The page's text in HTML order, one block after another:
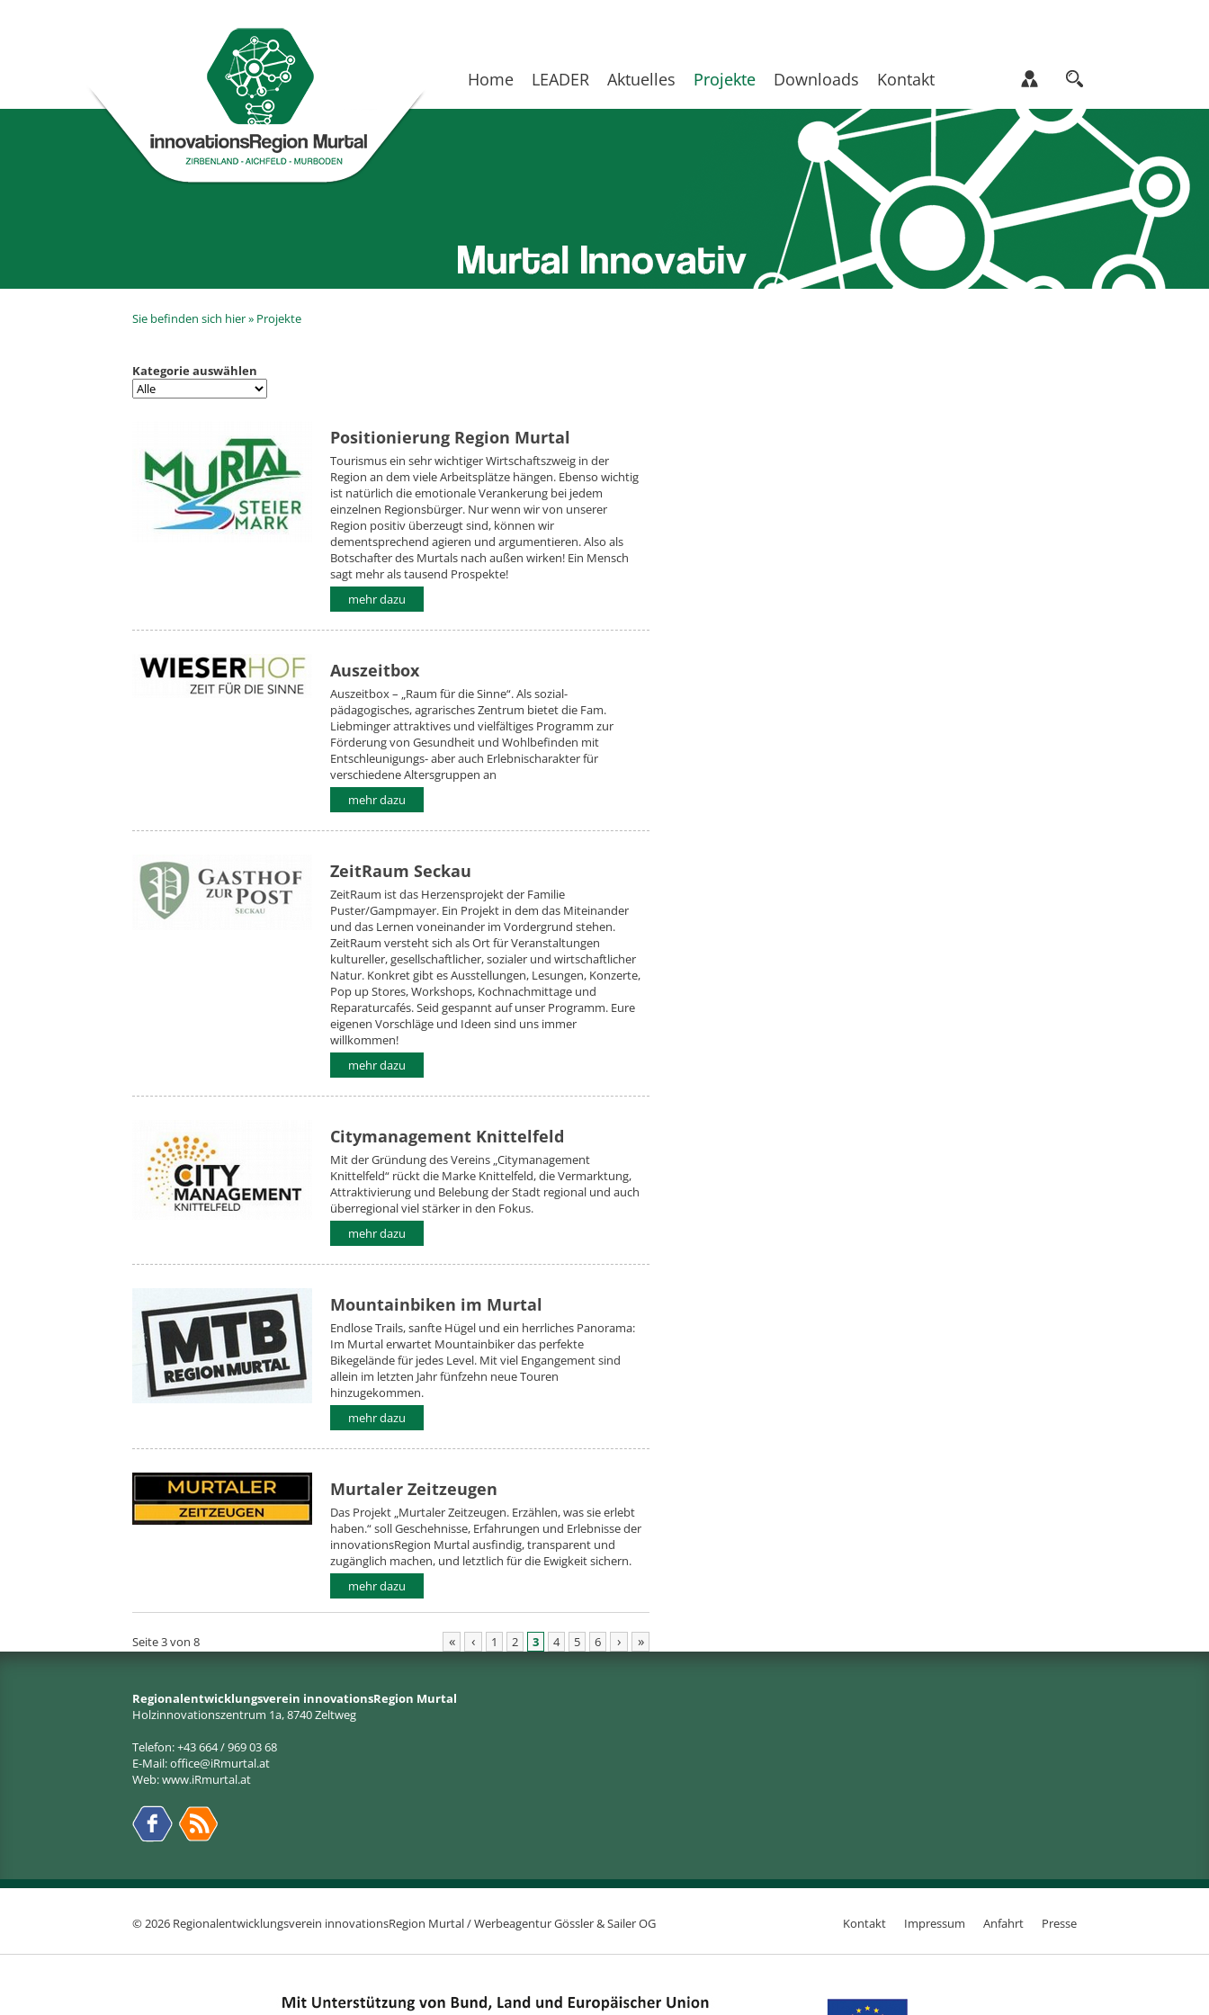
Home LEADER Aktuelles Projekte Downloads Kontakt
Sie befinden sich hier » Projekte
Kategorie auswählen
Positionierung Region Murtal
Tourismus ein sehr wichtiger Wirtschaftszweig in der
Region an dem viele Arbeitsplätze hängen. Ebenso wichtig
ist natürlich die emotionale Verankerung bei jedem
einzelnen Regionsbürger. Nur wenn wir von unserer
Region positiv überzeugt sind, können wir
dementsprechend agieren und argumentieren. Also als
Botschafter des Murtals nach außen wirken! Ein Mensch
sagt mehr als tausend Prospekte!
mehr dazu
Auszeitbox
Auszeitbox – „Raum für die Sinne“. Als sozial-
pädagogisches, agrarisches Zentrum bietet die Fam.
Liebminger attraktives und vielfältiges Programm zur
Förderung von Gesundheit und Wohlbefinden mit
Entschleunigungs- aber auch Erlebnischarakter für
verschiedene Altersgruppen an
mehr dazu
ZeitRaum Seckau
ZeitRaum ist das Herzensprojekt der Familie
Puster/Gampmayer. Ein Projekt in dem das Miteinander
und das Lernen voneinander im Vordergrund stehen.
ZeitRaum versteht sich als Ort für Veranstaltungen
kultureller, gesellschaftlicher, sozialer und wirtschaftlicher
Natur. Konkret gibt es Ausstellungen, Lesungen, Konzerte,
Pop up Stores, Workshops, Kochnachmittage und
Reparaturcafés. Seid gespannt auf unser Programm. Eure
eigenen Vorschläge und Ideen sind uns immer
willkommen!
mehr dazu
Citymanagement Knittelfeld
Mit der Gründung des Vereins „Citymanagement
Knittelfeld“ rückt die Marke Knittelfeld, die Vermarktung,
Attraktivierung und Belebung der Stadt regional und auch
überregional viel stärker in den Fokus.
mehr dazu
Mountainbiken im Murtal
Endlose Trails, sanfte Hügel und ein herrliches Panorama:
Im Murtal erwartet Mountainbiker das perfekte
Bikegelände für jedes Level. Mit viel Engangement sind
allein im letzten Jahr fünfzehn neue Touren
hinzugekommen.
mehr dazu
Murtaler Zeitzeugen
Das Projekt „Murtaler Zeitzeugen. Erzählen, was sie erlebt
haben.“ soll Geschehnisse, Erfahrungen und Erlebnisse der
innovationsRegion Murtal ausfindig, transparent und
zugänglich machen, und letztlich für die Ewigkeit sichern.
mehr dazu
Seite 3 von 8 « ‹ 1 2 3 4 5 6 › »
Regionalentwicklungsverein innovationsRegion Murtal
Holzinnovationszentrum 1a, 8740 Zeltweg
Telefon: +43 664 / 969 03 68
E-Mail:office@iRmurtal.at
Web:www.iRmurtal.at
Kontakt Impressum Anfahrt Presse
© 2026 Regionalentwicklungsverein innovationsRegion Murtal /Werbeagentur Gössler & Sailer OG